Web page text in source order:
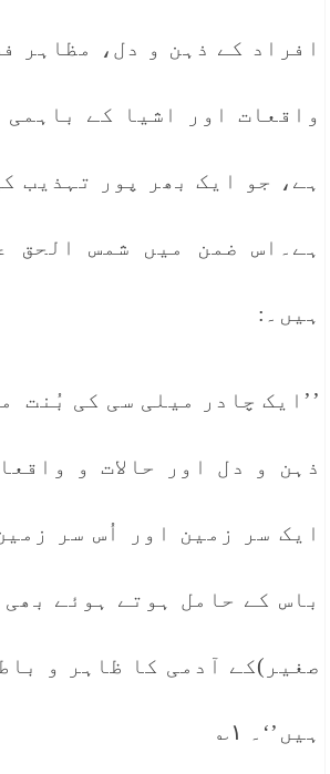
افراد کے ذہن و دل، مظاہر
واقعات اور اشیا کے باہمی
ہے، جو ایک بھر پور تہذیب
ہے۔اس ضمن میں شمس الحق
ہیں۔:
’’ایک چادر میلی سی کی بُنت
ذہن و دل اور حالات و
ایک سر زمین اور اُس سر
باس کے حامل ہوتے ہوئے بھی
صغیر)کے آدمی کا ظاہر و
ہیں’‘۔ ۱؎